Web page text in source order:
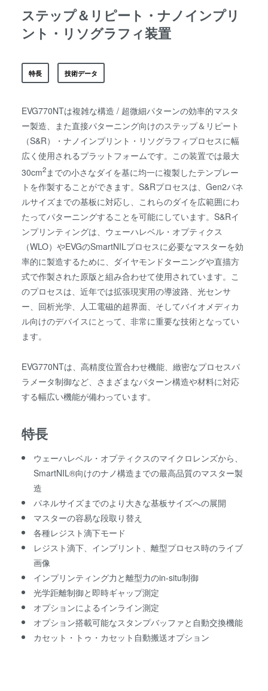
ComBond® 高真空ウェーハ
接合技術
検査・計測
ステップ＆リピート・ナノインプリ
ント・リソグラフィ装置
特長 技術データ
EVG770NTは複雑な構造 / 超微細パターンの効率的マスタ
ー製造、また直接パターニング向けのステップ＆リピート
（S&R）・ナノインプリント・リソグラフィプロセスに幅
広く使用されるプラットフォームです。この装置では最大
30cm2までの小さなダイを基に均一に複製したテンプレー
トを作製することができます。S&Rプロセスは、Gen2パネ
ルサイズまでの基板に対応し、これらのダイを広範囲にわ
たってパターニングすることを可能にしています。S&Rイ
ンプリンティングは、ウェーハレベル・オプティクス
（WLO）やEVGのSmartNILプロセスに必要なマスターを効
率的に製造するために、ダイヤモンドターニングや直描方
式で作製された原版と組み合わせて使用されています。こ
のプロセスは、近年では拡張現実用の導波路、光センサ
ー、回析光学、人工電磁的超界面、そしてバイオメディカ
ル向けのデバイスにとって、非常に重要な技術となってい
ます。
EVG770NTは、高精度位置合わせ機能、緻密なプロセスパ
ラメータ制御など、さまざまなパターン構造や材料に対応
する幅広い機能が備わっています。
特長
ウェーハレベル・オプティクスのマイクロレンズから、
SmartNIL®向けのナノ構造までの最高品質のマスター製
造
パネルサイズまでのより大きな基板サイズへの展開
マスターの容易な段取り替え
各種レジスト滴下モード
レジスト滴下、インプリント、離型プロセス時のライブ
画像
インプリンティング力と離型力のin-situ制御
光学距離制御と即時ギャップ測定
オプションによるインライン測定
オプション搭載可能なスタンプバッファと自動交換機能
カセット・トゥ・カセット自動搬送オプション